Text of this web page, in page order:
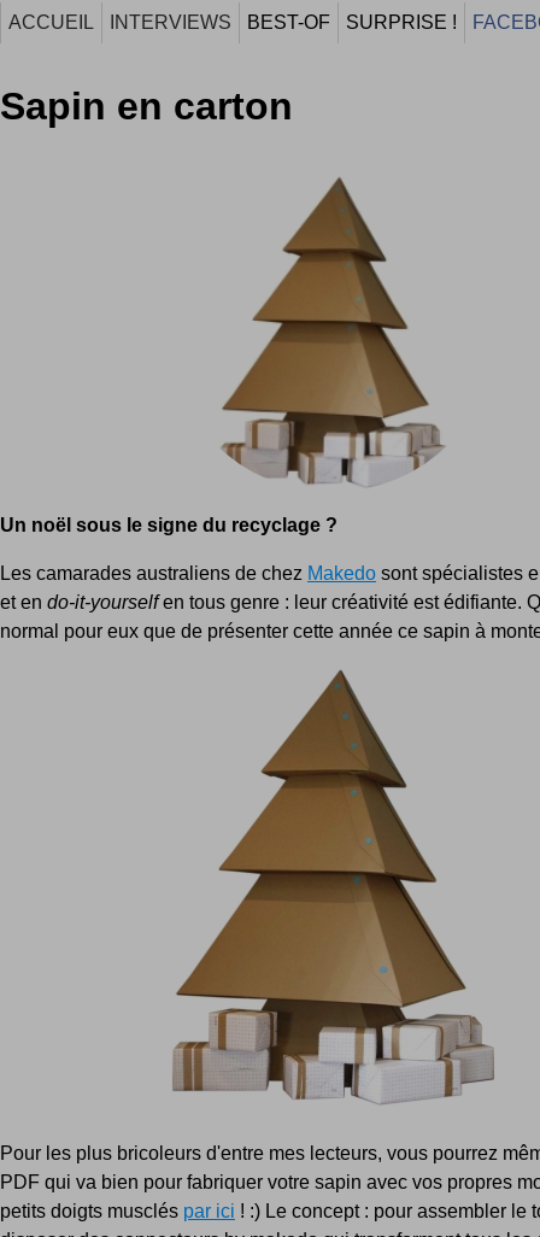
ACCUEIL INTERVIEWS BEST-OF SURPRISE !
Sapin en carton
Un noël sous le signe du recyclage ?
Les camarades australiens de chez Makedo sont spécialistes
et en do-it-yourselfen tous genre : leur créativité est édifiante.
normal pour eux que de présenter cette année ce sapin à
Pour les plus bricoleurs d'entre mes lecteurs, vous pourrez
PDF qui va bien pour fabriquer votre sapin avec vos propres
petits doigts musclés par ici ! :) Le concept : pour assembler le